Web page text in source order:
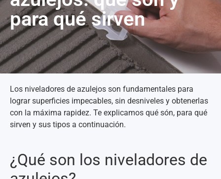
para qué sirven
Los niveladores de azulejos son fundamentales para
lograr superficies impecables, sin desniveles y obtenerlas
con la máxima rapidez. Te explicamos qué són, para qué
sirven y sus tipos a continuación.
¿Qué son los niveladores de